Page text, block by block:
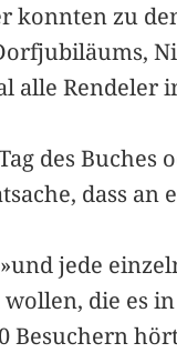
konnten zu
alle
des Buches
dass an
jede
die es
Besuchern